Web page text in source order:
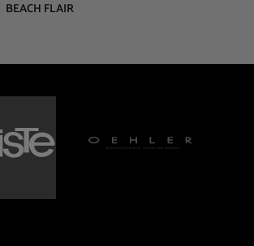
BEACH FLAIR